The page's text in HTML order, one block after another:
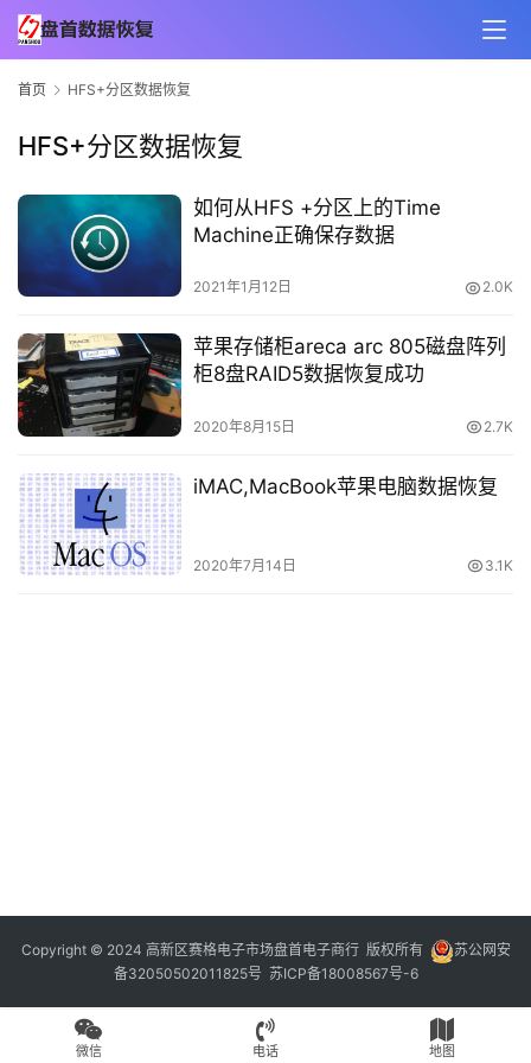
首页 HFS+分区数据恢复
HFS+分区数据恢复
如何从HFS +分区上的Time
Machine正确保存数据
2021年1月12日 2.0K
苹果存储柜areca arc 805磁盘阵列
柜8盘RAID5数据恢复成功
2020年8月15日 2.7K
iMAC,MacBook苹果电脑数据恢复
2020年7月14日 3.1K
Copyright © 2024 高新区赛格电子市场盘首电子商行 版权所有
苏公网安
备32050502011825号 苏ICP备18008567号-6
微信 电话 地图